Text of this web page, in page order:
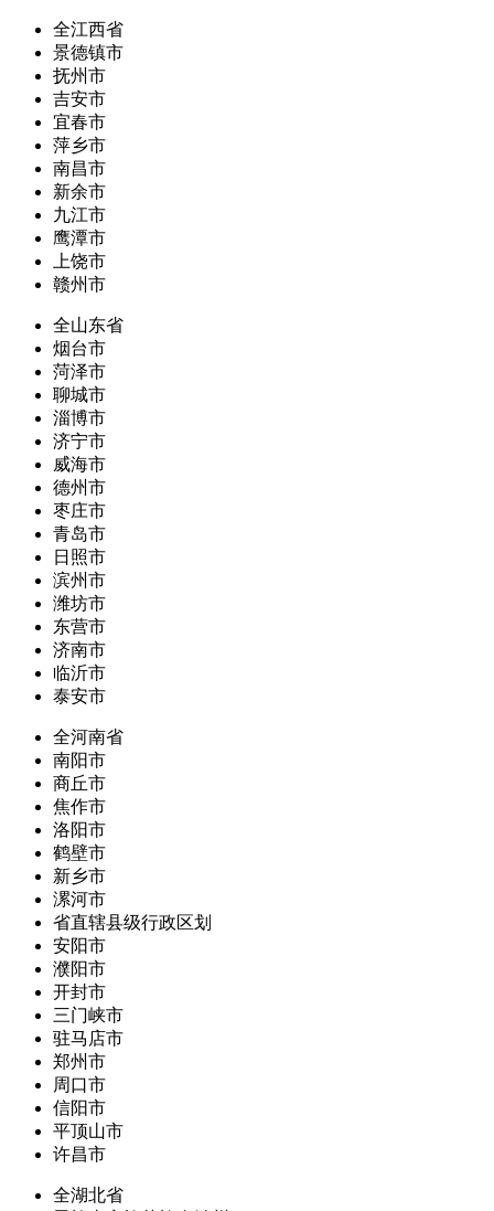
全江西省
景德镇市
抚州市
吉安市
宜春市
萍乡市
南昌市
新余市
九江市
鹰潭市
上饶市
赣州市
全山东省
烟台市
菏泽市
聊城市
淄博市
济宁市
威海市
德州市
枣庄市
青岛市
日照市
滨州市
潍坊市
东营市
济南市
临沂市
泰安市
全河南省
南阳市
商丘市
焦作市
洛阳市
鹤壁市
新乡市
漯河市
省直辖县级行政区划
安阳市
濮阳市
开封市
三门峡市
驻马店市
郑州市
周口市
信阳市
平顶山市
许昌市
全湖北省